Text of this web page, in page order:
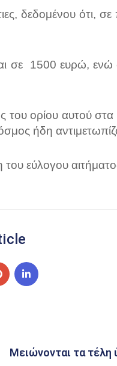
δεδομένου ότι,
σε
1500 ευρώ, ενώ
του ορίου αυτού
ήδη
εύλογου
Μειώνονται τα τέλη